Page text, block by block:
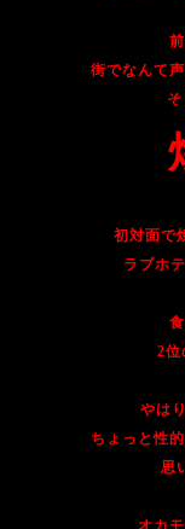
街でなんて
初対面で
ラブホ
2位
やは
ちょっと性
思